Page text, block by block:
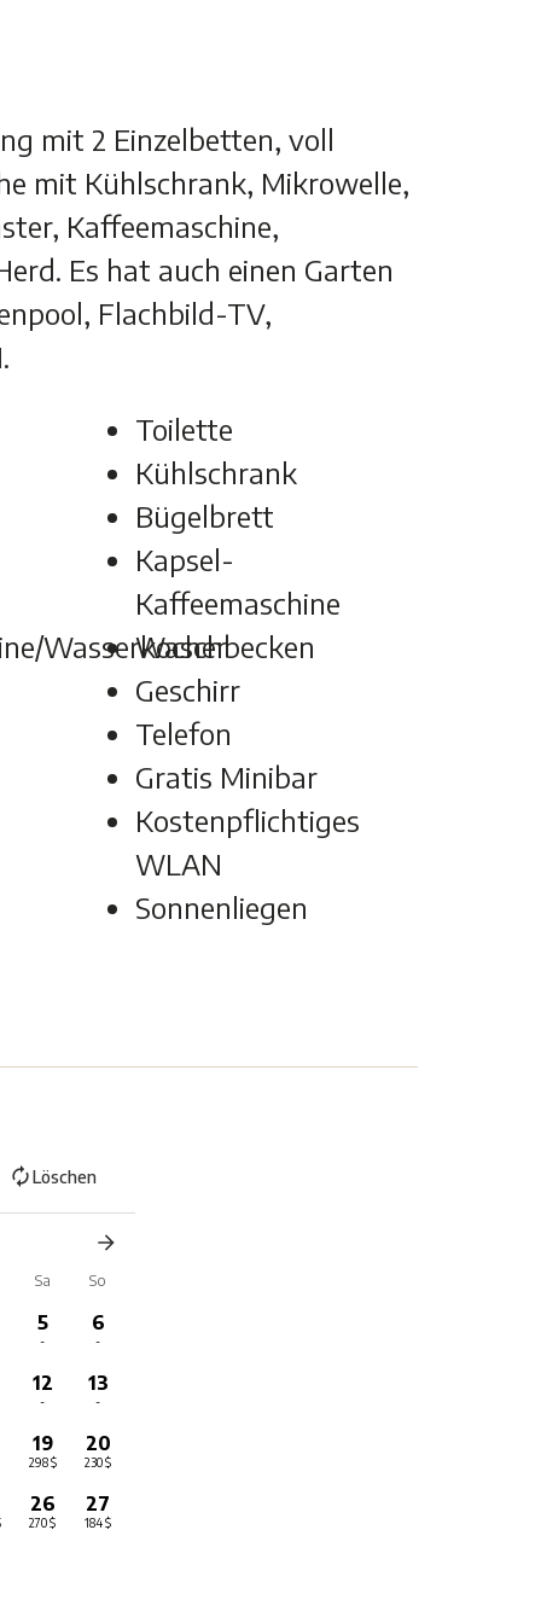
mit 2 Einzelbetten, voll
mit Kühlschrank, Mikrowelle,
Kaffeemaschine,
Es hat auch einen Garten
Flachbild-TV,
Toilette
Kühlschrank
Bügelbrett
Kapsel-
Kaffeemaschine
Wasserkocher
Waschbecken
Geschirr
Telefon
Gratis Minibar
Kostenpflichtiges
WLAN
Sonnenliegen
Löschen
Sa So
5
-
6
-
12
-
13
-
19
298 $
20
230 $
26
270 $
27
184 $